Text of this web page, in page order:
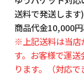
送料で発送します)
商品代金10,000
※上記送料は当店
す。お客様で運
ります。（対応